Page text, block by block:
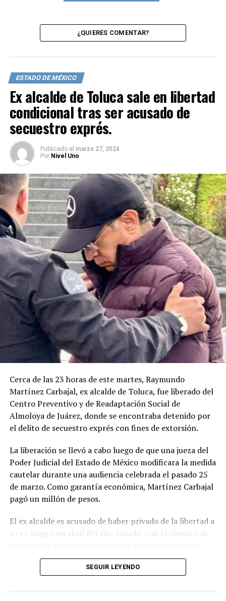
¿QUIERES COMENTAR?
ESTADO DE MÉXICO
Ex alcalde de Toluca sale en libertad
condicional tras ser acusado de
secuestro exprés.
Publicado el marzo 27, 2024
Por Nivel Uno
Cerca de las 23 horas de este martes, Raymundo
Martínez Carbajal, ex alcalde de Toluca, fue liberado del
Centro Preventivo y de Readaptación Social de
Almoloya de Juárez, donde se encontraba detenido por
el delito de secuestro exprés con fines de extorsión.
La liberación se llevó a cabo luego de que una jueza del
Poder Judicial del Estado de México modificara la medida
cautelar durante una audiencia celebrada el pasado 25
de marzo. Como garantía económica, Martínez Carbajal
pagó un millón de pesos.
El ex alcalde es acusado de haber privado de la libertad a
su ex suegro en abril del año pasado, con el objetivo de
diarios que contenían información personal. Tras lograr
su objetivo, Martínez Carbajal liberó a su ex suegro.
El cambio de la medida cautelar incluye el uso de un
SEGUIR LEYENDO